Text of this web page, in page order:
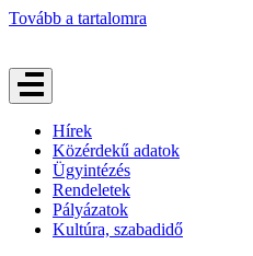
Tovább a tartalomra
Hírek
Közérdekű adatok
Ügyintézés
Rendeletek
Pályázatok
Kultúra, szabadidő